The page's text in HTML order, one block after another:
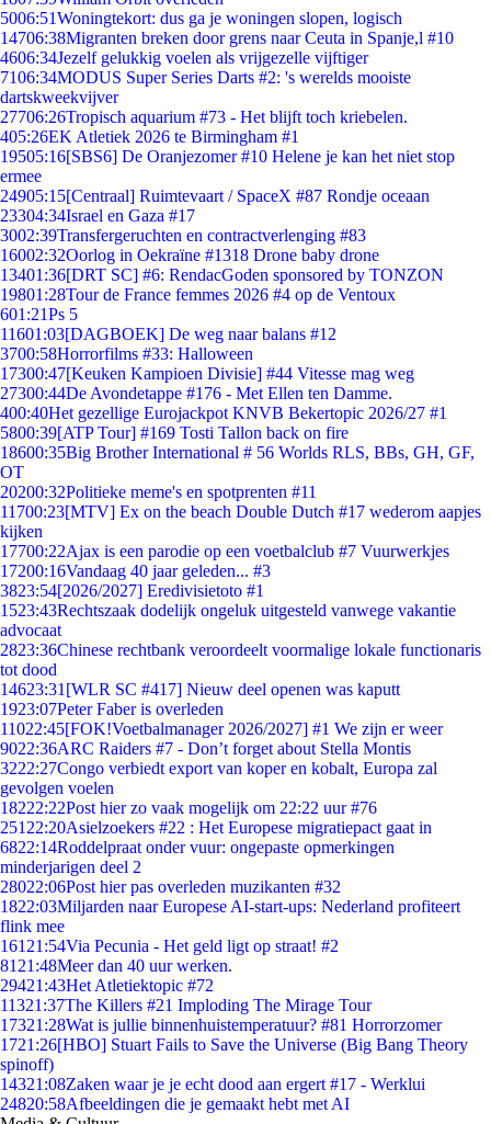
5006:51Woningtekort: dus ga je woningen slopen, logisch
14706:38Migranten breken door grens naar Ceuta in Spanje,l #10
4606:34Jezelf gelukkig voelen als vrijgezelle vijftiger
7106:34MODUS Super Series Darts #2: 's werelds mooiste
dartskweekvijver
27706:26Tropisch aquarium #73 - Het blijft toch kriebelen.
405:26EK Atletiek 2026 te Birmingham #1
19505:16[SBS6] De Oranjezomer #10 Helene je kan het niet stop
ermee
24905:15[Centraal] Ruimtevaart / SpaceX #87 Rondje oceaan
23304:34Israel en Gaza #17
3002:39Transfergeruchten en contractverlenging #83
16002:32Oorlog in Oekraïne #1318 Drone baby drone
13401:36[DRT SC] #6: RendacGoden sponsored by TONZON
19801:28Tour de France femmes 2026 #4 op de Ventoux
601:21Ps 5
11601:03[DAGBOEK] De weg naar balans #12
3700:58Horrorfilms #33: Halloween
17300:47[Keuken Kampioen Divisie] #44 Vitesse mag weg
27300:44De Avondetappe #176 - Met Ellen ten Damme.
400:40Het gezellige Eurojackpot KNVB Bekertopic 2026/27 #1
5800:39[ATP Tour] #169 Tosti Tallon back on fire
18600:35Big Brother International # 56 Worlds RLS, BBs, GH, GF,
OT
20200:32Politieke meme's en spotprenten #11
11700:23[MTV] Ex on the beach Double Dutch #17 wederom aapjes
kijken
17700:22Ajax is een parodie op een voetbalclub #7 Vuurwerkjes
17200:16Vandaag 40 jaar geleden... #3
3823:54[2026/2027] Eredivisietoto #1
1523:43Rechtszaak dodelijk ongeluk uitgesteld vanwege vakantie
advocaat
2823:36Chinese rechtbank veroordeelt voormalige lokale functionaris
tot dood
14623:31 [WLR SC #417] Nieuw deel openen was kaputt
1923:07Peter Faber is overleden
11022:45[FOK!Voetbalmanager 2026/2027] #1 We zijn er weer
9022:36ARC Raiders #7 - Don’t forget about Stella Montis
3222:27Congo verbiedt export van koper en kobalt, Europa zal
gevolgen voelen
18222:22Post hier zo vaak mogelijk om 22:22 uur #76
251 22:20Asielzoekers #22 : Het Europese migratiepact gaat in
6822:14Roddelpraat onder vuur: ongepaste opmerkingen
minderjarigen deel 2
28022:06Post hier pas overleden muzikanten #32
1822:03Miljarden naar Europese AI-start-ups: Nederland profiteert
flink mee
161 21:54Via Pecunia - Het geld ligt op straat! #2
81 21:48Meer dan 40 uur werken.
29421:43Het Atletiektopic #72
11321:37The Killers #21 Imploding The Mirage Tour
17321:28Wat is jullie binnenhuistemperatuur? #81 Horrorzomer
1721:26[HBO] Stuart Fails to Save the Universe (Big Bang Theory
spinoff)
14321:08Zaken waar je je echt dood aan ergert #17 - Werklui
24820:58Afbeeldingen die je gemaakt hebt met AI